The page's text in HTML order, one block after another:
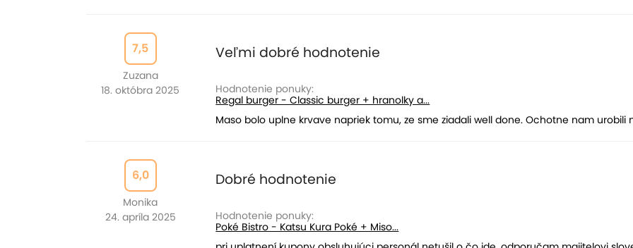
7,5
Zuzana
18. októbra 2025
Veľmi dobré hodnotenie
Hodnotenie ponuky:
Regal burger - Classic burger + hranolky a...
Maso bolo uplne krvave napriek tomu, ze sme ziadali well done. Ochotne nam urobili
6,0
Monika
24. apríla 2025
Dobré hodnotenie
Hodnotenie ponuky:
Poké Bistro - Katsu Kura Poké + Miso...